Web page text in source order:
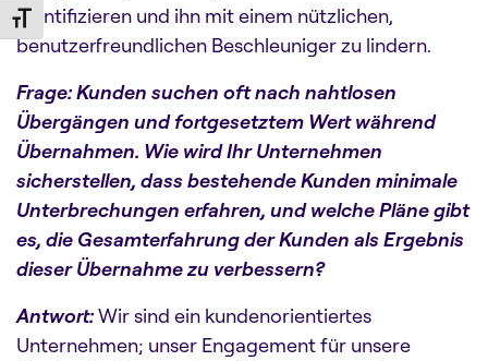
Toggle Font size
identifizieren und ihn mit einem nützlichen,
benutzerfreundlichen Beschleuniger zu lindern.
Frage: Kunden suchen oft nach nahtlosen
Übergängen und fortgesetztem Wert während
Übernahmen. Wie wird Ihr Unternehmen
sicherstellen, dass bestehende Kunden minimale
Unterbrechungen erfahren, und welche Pläne gibt
es, die Gesamterfahrung der Kunden als Ergebnis
dieser Übernahme zu verbessern?
Antwort:Wir sind ein kundenorientiertes
Unternehmen; unser Engagement für unsere